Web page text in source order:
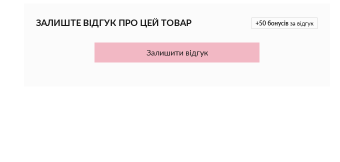
• Відновлює та зміцнює шкірний бар’єр
• Заспокоює почервоніння та подразнення
• Інтенсивно зволожує і живить
+50 бонусів за відгук
ЗАЛИШТЕ ВІДГУК ПРО ЦЕЙ ТОВАР
Залишити відгук